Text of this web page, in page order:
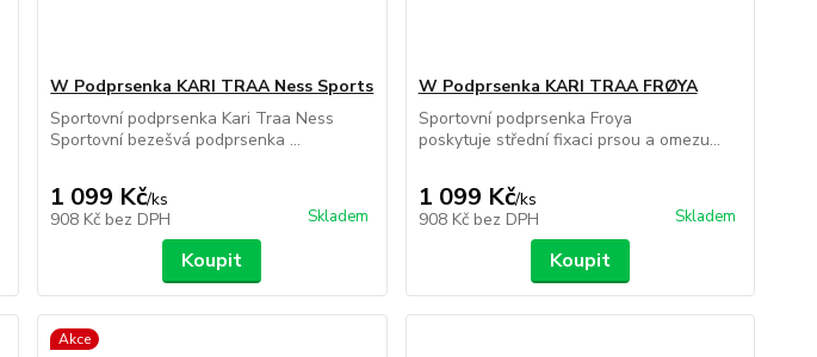
W Podprsenka KARI TRAA Ness Sports
Sportovní podprsenka Kari Traa Ness
Sportovní bezešvá podprsenka ...
1 099 Kč/ks
908 Kč bez DPH Skladem
Koupit
W Podprsenka KARI TRAA FRØYA
Sportovní podprsenka Froya
poskytuje střední fixaci prsou a omezu...
1 099 Kč/ks
908 Kč bez DPH Skladem
Koupit
Akce